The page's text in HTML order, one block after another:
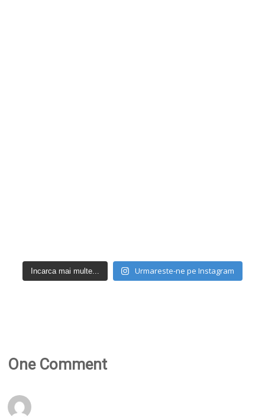
Incarca mai multe... Urmareste-ne pe Instagram
One Comment